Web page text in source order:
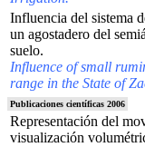
Influencia del sistema
un agostadero del
suelo.
Influence of small
range in the State of
Publicaciones científicas 2006
Representación del
visualización